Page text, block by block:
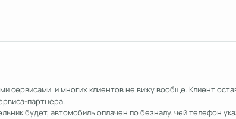
сервисами и многих клиентов не вижу вообще. Клиент
партнера.
будет, автомобиль оплачен по безналу. чей телефон